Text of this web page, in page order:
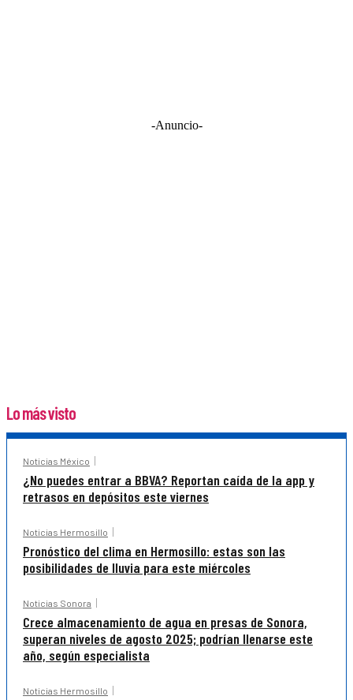
-Anuncio-
Lo más visto
Noticias México
¿No puedes entrar a BBVA? Reportan caída de la app y
retrasos en depósitos este viernes
Noticias Hermosillo
Pronóstico del clima en Hermosillo: estas son las
posibilidades de lluvia para este miércoles
Noticias Sonora
Crece almacenamiento de agua en presas de Sonora,
superan niveles de agosto 2025; podrían llenarse este
año, según especialista
Noticias Hermosillo